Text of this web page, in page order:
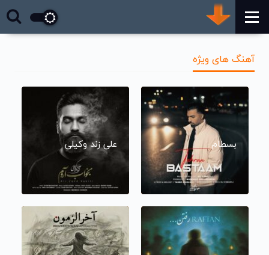
آهنگ های ویژه
بسطام علی زند وکیلی